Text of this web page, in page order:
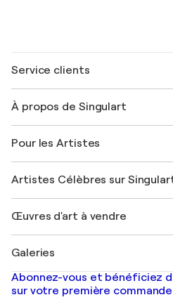
Service clients
Expédition
Offrir une carte cadeau
Rejoignez notre programme
Mon compte
+33 1 76 44 06 42
À propos de Singulart
FAQ
Magazine Singulart
Emplois
Découvrez une sélection d'art
Pour les Artistes
Se connecter en tant qu'Artiste
Artistes Célèbres sur
Marc Chagall
Banksy
Mr. Brainwash
Shepard Fairey
Œuvres d'art à vendre
Tableaux abstraits à vendre
Peintures de paysage
Estampes
Galeries
Galeries d'art en France
Galeries d'art en Belgique
Abonnez-vous et bénéficiez
sur votre première commande